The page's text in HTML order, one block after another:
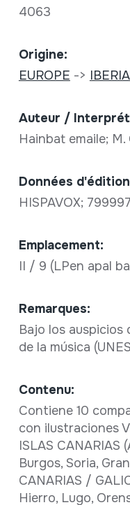
4063
Origine:
EUROPE ->
Auteur /
Hainbat emaile; M.
Données
HISPAVOX;
Emplacement:
II / 9 (LPen apal
Remarques:
Bajo los
de la música
Contenu:
Contiene 10
con ilustraciones
ISLAS CANARIAS
Burgos, Soria,
CANARIAS /
Hierro, Lugo,